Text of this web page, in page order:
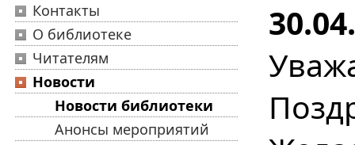
Контакты
О библиотеке
Читателям
Новости
Новости библиотеки
Анонсы мероприятий